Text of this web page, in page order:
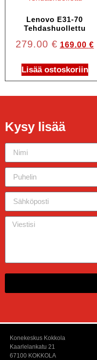
Lenovo E31-70
Tehdashuollettu
279.00 € 169.00 €
Lisää ostoskoriin
Kysy lisää
Konekeskus Kokkola
Kaarlelankatu 21
67100 KOKKOLA